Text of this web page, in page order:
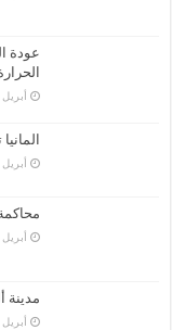
عودة
أبريل 19,
أبريل 19,
أبريل 18,
مدينة
أبريل 18,